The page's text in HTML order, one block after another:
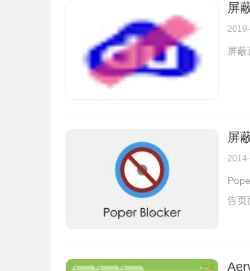
屏
屏
屏
告页